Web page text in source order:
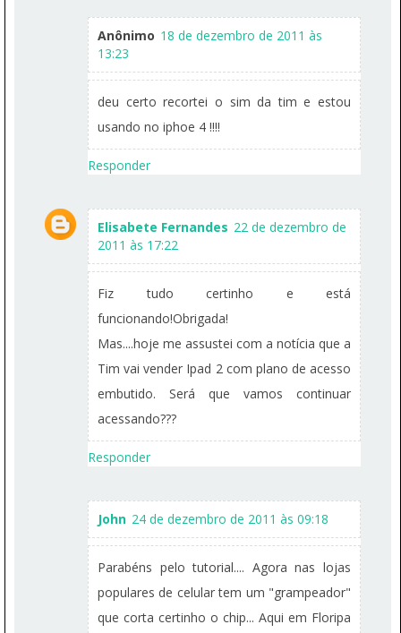
Anônimo 18 de dezembro de 2011 às
13:23
deu certo recortei o sim da tim e estou
usando no iphoe 4 !!!!
Responder
Elisabete Fernandes 22 de dezembro de
2011 às 17:22
Fiz tudo certinho e está
funcionando!Obrigada!
Mas....hoje me assustei com a notícia que a
Tim vai vender Ipad 2 com plano de acesso
embutido. Será que vamos continuar
acessando???
Responder
John 24 de dezembro de 2011 às 09:18
Parabéns pelo tutorial.... Agora nas lojas
populares de celular tem um "grampeador"
que corta certinho o chip... Aqui em Floripa